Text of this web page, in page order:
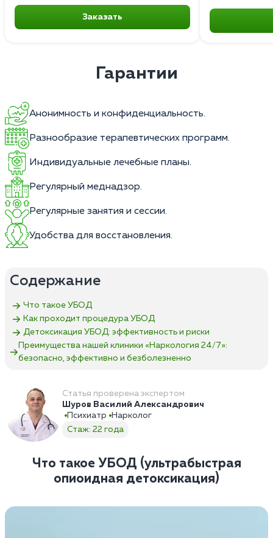
Заказать
Гарантии
Анонимность и конфиденциальность.
Разнообразие терапевтических программ.
Индивидуальные лечебные планы.
Регулярный меднадзор.
Регулярные занятия и сессии.
Удобства для восстановления.
Содержание
Что такое УБОД
Как проходит процедура УБОД
Детоксикация УБОД: эффективность и риски
Преимущества нашей клиники «Наркология 24/7»:
безопасно, эффективно и безболезненно
Статья проверена экспертом
Шуров Василий Александрович
Психиатр
Нарколог
Стаж: 22 года
Что такое УБОД (ультрабыстрая
опиоидная детоксикация)